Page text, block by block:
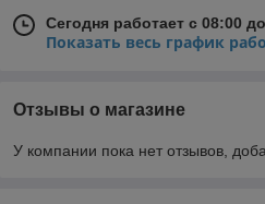
Сегодня работает с 08:00
Показать весь график
Отзывы о магазине
У компании пока нет отзывов,